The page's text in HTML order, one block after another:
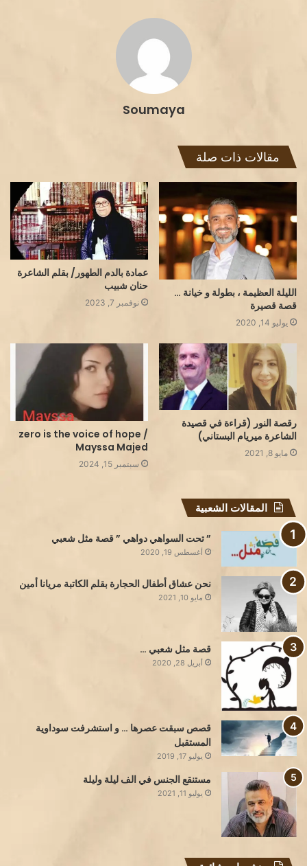
Soumaya
مقالات ذات صلة
الليلة العظيمة ، بطولة و خيانة …
قصة قصيرة
يوليو 14, 2020
عمادة بالدم الطهور/ بقلم الشاعرة
حنان شبيب
نوفمبر 7, 2023
رقصة النور (قراءة في قصيدة
الشاعرة ميريام البستاني)
مايو 8, 2021
zero is the voice of hope /
Mayssa Majed
سبتمبر 15, 2024
المقالات الشعبية
” تحت السواهي دواهي ” قصة مثل شعبي
أغسطس 19, 2020
نحن عشاق أطفال الحجارة بقلم الكاتبة مريانا أمين
مايو 10, 2021
قصة مثل شعبي …
أبريل 28, 2020
قصص سبقت عصرها … و استشرفت سوداوية
المستقبل
يوليو 17, 2019
مستنقع الجنس في الف ليلة وليلة
يوليو 11, 2021